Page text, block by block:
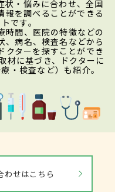
状・悩みに合わせ、全国
報を調べることができる
です。
時間、医院の特徴などの
、病名、検査名などから
クターを探すことができ
材に基づき、ドクターに
・検査など）も紹介。
わせはこちら